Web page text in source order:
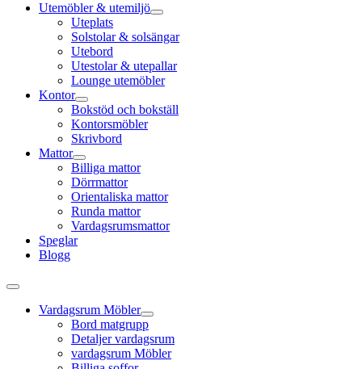
Utemöbler & utemiljö
Uteplats
Solstolar & solsängar
Utebord
Utestolar & utepallar
Lounge utemöbler
Kontor
Bokstöd och bokställ
Kontorsmöbler
Skrivbord
Mattor
Billiga mattor
Dörrmattor
Orientaliska mattor
Runda mattor
Vardagsrumsmattor
Speglar
Blogg
Vardagsrum Möbler
Bord matgrupp
Detaljer vardagsrum
vardagsrum Möbler